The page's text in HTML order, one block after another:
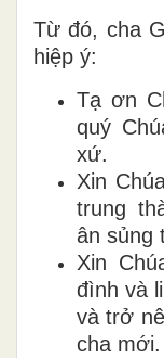
Từ đó, cha
hiệp ý:
Tạ ơn
quý
xứ.
Xin
trung
ân sủng
Xin
đình và
và trở
cha mới.